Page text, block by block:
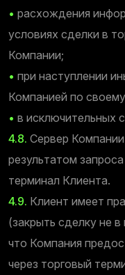
• расхождения
условиях сделки в
Компании;
• при наступлении
Компанией по
• в исключительных
4.8. Сервер
результатом
терминал Клиента.
4.9. Клиент имеет
(закрыть сделку не
что Компания
через торговый